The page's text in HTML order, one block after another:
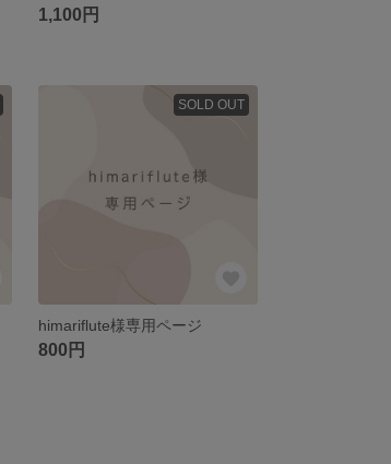
1,100円
SOLD OUT
himariflute様専用ページ
800円